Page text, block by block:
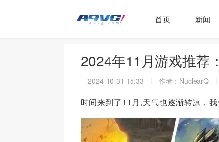
首页 新闻
2024年11月游戏推荐
2024-10-31 15:33 作者：NuclearQ
时间来到了11月,天气也逐渐转凉，